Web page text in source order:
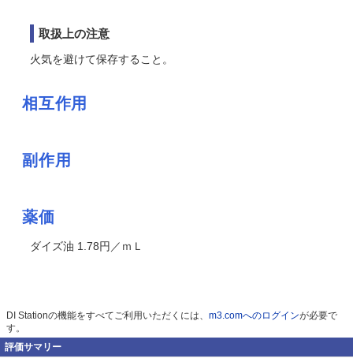
取扱上の注意
火気を避けて保存すること。
相互作用
副作用
薬価
ダイズ油 1.78円／ｍＬ
DI Stationの機能をすべてご利用いただくには、 m3.comへのログインが必要で
す。
評価サマリー